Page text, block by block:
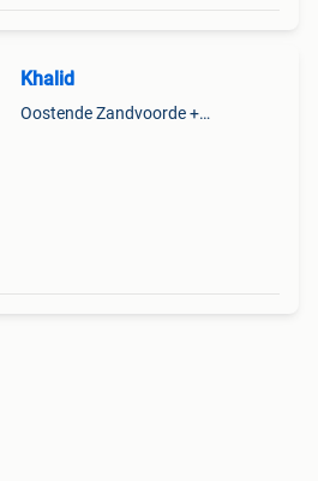
Khalid
Oostende Zandvoorde +Oostende